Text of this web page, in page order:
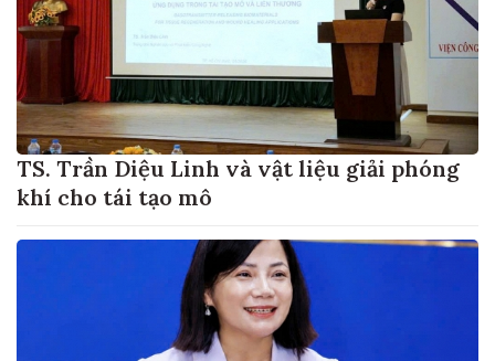
TS. Trần Diệu Linh và vật liệu giải phóng
khí cho tái tạo mô